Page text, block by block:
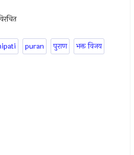
puran पुराण
भक्त विजय